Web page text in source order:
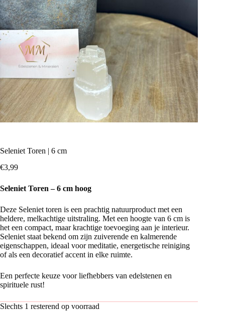
Seleniet Toren | 6 cm
€3,99
Seleniet Toren – 6 cm hoog
Deze Seleniet toren is een prachtig natuurproduct met een
heldere, melkachtige uitstraling. Met een hoogte van 6 cm is
het een compact, maar krachtige toevoeging aan je interieur.
Seleniet staat bekend om zijn zuiverende en kalmerende
eigenschappen, ideaal voor meditatie, energetische reiniging
of als een decoratief accent in elke ruimte.
Een perfecte keuze voor liefhebbers van edelstenen en
spirituele rust!
Slechts 1 resterend op voorraad